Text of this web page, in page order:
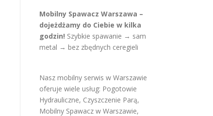
Mobilny Spawacz Warszawa –
dojeżdżamy do Ciebie w kilka
godzin! Szybkie spawanie → sam
metal → bez zbędnych ceregieli
Nasz mobilny serwis w Warszawie
oferuje wiele usług: Pogotowie
Hydrauliczne, Czyszczenie Parą,
Mobilny Spawacz w Warszawie,